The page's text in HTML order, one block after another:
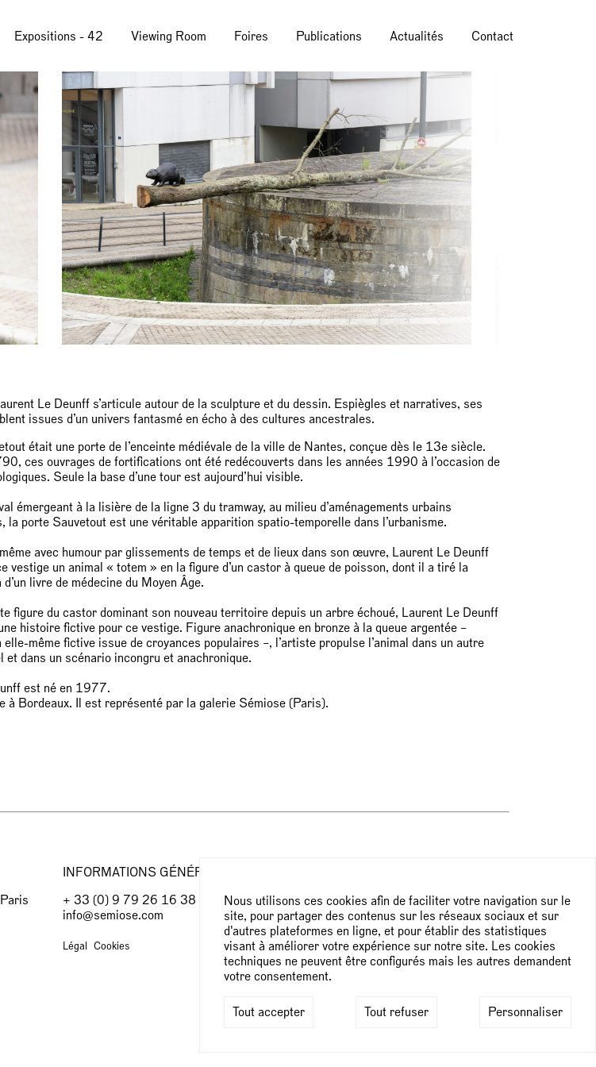
Expositions - 42 Viewing Room Foires Publications Actualités Contact
Nous utilisons ces cookies afin de faciliter votre navigation sur le
site, pour partager des contenus sur les réseaux sociaux et sur
d'autres plateformes en ligne, et pour établir des statistiques
visant à améliorer votre expérience sur notre site. Les cookies
techniques ne peuvent être configurés mais les autres demandent
votre consentement.
Tout accepter Tout refuser Personnaliser
Le Deunff s’articule autour de la sculpture et du dessin. Espiègles et narratives, ses
issues d’un univers fantasmé en écho à des cultures ancestrales.
était une porte de l’enceinte médiévale de la ville de Nantes, conçue dès le 13e siècle.
ces ouvrages de fortifications ont été redécouverts dans les années 1990 à l’occasion de
Seule la base d’une tour est aujourd’hui visible.
émergeant à la lisière de la ligne 3 du tramway, au milieu d’aménagements urbains
la porte Sauvetout est une véritable apparition spatio-temporelle dans l’urbanisme.
avec humour par glissements de temps et de lieux dans son œuvre, Laurent Le Deunff
vestige un animal « totem » en la figure d’un castor à queue de poisson, dont il a tiré la
livre de médecine du Moyen Âge.
figure du castor dominant son nouveau territoire depuis un arbre échoué, Laurent Le Deunff
histoire fictive pour ce vestige. Figure anachronique en bronze à la queue argentée –
même fictive issue de croyances populaires –, l’artiste propulse l’animal dans un autre
et dans un scénario incongru et anachronique.
est né en 1977.
à Bordeaux. Il est représenté par la galerie Sémiose (Paris).
INFORMATIONS GÉNÉRALES
+ 33 (0) 9 79 26 16 38
info@semiose.com
Légal Cookies
Subscribe to the newsletter